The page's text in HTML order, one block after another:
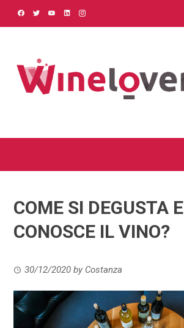
COME SI DEGUSTA E
CONOSCE IL VINO?
30/12/2020 by Costanza